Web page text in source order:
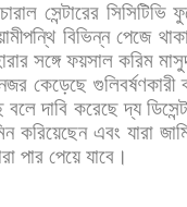
সেন্টারের সিসিটিভি
বিভিন্ন পেজে
সঙ্গে ফয়সাল করিম
কেড়েছে গুলিবর্ষণকারী
বলে দাবি করেছে দ্য
করিয়েছেন এবং যারা
পার পেয়ে যাবে।